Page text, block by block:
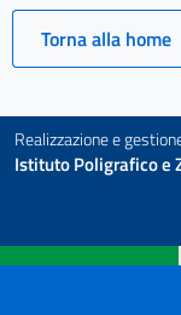
Torna alla home
Realizzazione e
Istituto Poligrafico e